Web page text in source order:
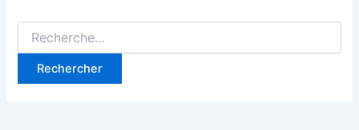
Rechercher :